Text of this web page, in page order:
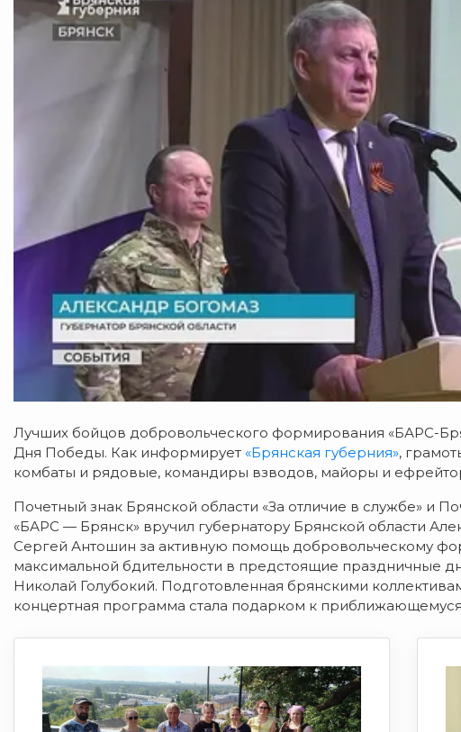
Лучших бойцов добровольческого формирования «БАРС-
Дня Победы. Как информирует «Брянская губерния»,
комбаты и рядовые, командиры взводов, майоры и
Почетный знак Брянской области «За отличие в службе» и
«БАРС — Брянск» вручил губернатору Брянской области
Сергей Антошин за активную помощь добровольческому
максимальной бдительности в предстоящие праздничные
Николай Голубокий. Подготовленная брянскими
концертная программа стала подарком к